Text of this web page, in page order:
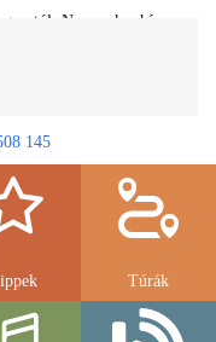
Nemcsak a híres
145
Túrák